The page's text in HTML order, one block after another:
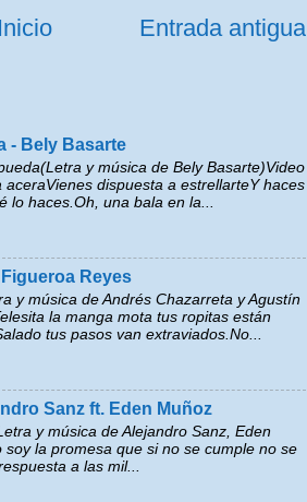
Entrada antigua
Inicio
- Bely Basarte
y música de Bely Basarte)Video
dispuesta a estrellarteY haces
lo haces.Oh, una bala en la...
Reyes
y música de Andrés Chazarreta y Agustín
la manga mota tus ropitas están
tus pasos van extraviados.No...
Sanz ft. Eden Muñoz
y música de Alejandro Sanz, Eden
soy la promesa que si no se cumple no se
a las mil...